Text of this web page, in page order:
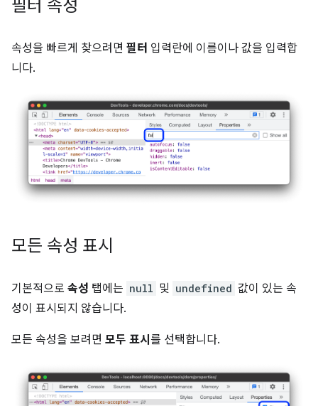
필터 속성
속성을 빠르게 찾으려면 필터 입력란에 이름이나 값을 입력합
니다.
모든 속성 표시
기본적으로 속성 탭에는 null 및 undefined 값이 있는 속
성이 표시되지 않습니다.
모든 속성을 보려면 모두 표시 를 선택합니다.